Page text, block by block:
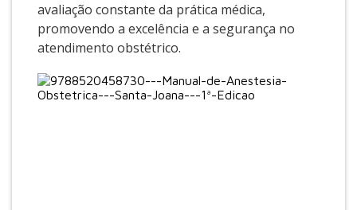
avaliação constante da prática médica,
promovendo a excelência e a segurança no
atendimento obstétrico.